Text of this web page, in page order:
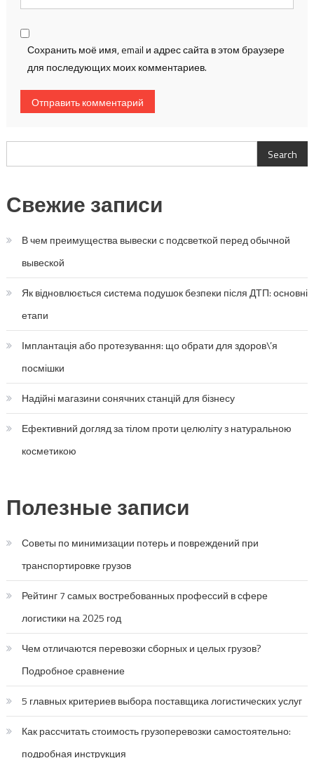
Сохранить моё имя, email и адрес сайта в этом браузере
для последующих моих комментариев.
Search
Свежие записи
В чем преимущества вывески с подсветкой перед обычной
вывеской
Як відновлюється система подушок безпеки після ДТП: основні
етапи
Імплантація або протезування: що обрати для здоров\’я
посмішки
Надійні магазини сонячних станцій для бізнесу
Ефективний догляд за тілом проти целюліту з натуральною
косметикою
Полезные записи
Советы по минимизации потерь и повреждений при
транспортировке грузов
Рейтинг 7 самых востребованных профессий в сфере
логистики на 2025 год
Чем отличаются перевозки сборных и целых грузов?
Подробное сравнение
5 главных критериев выбора поставщика логистических услуг
Как рассчитать стоимость грузоперевозки самостоятельно:
подробная инструкция